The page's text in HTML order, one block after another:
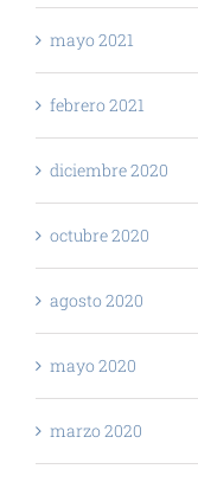
mayo 2021
febrero 2021
diciembre 2020
octubre 2020
agosto 2020
mayo 2020
marzo 2020